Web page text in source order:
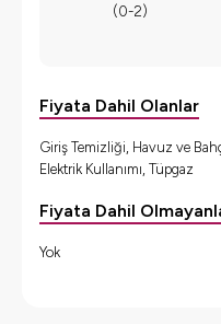
(0-2)
Fiyata Dahil Olanlar
Giriş Temizliği, Havuz ve
Elektrik Kullanımı, Tüpgaz
Fiyata Dahil
Yok